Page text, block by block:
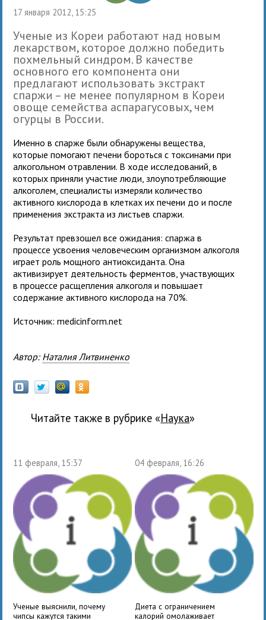
17 января 2012, 15:25
Ученые из Кореи работают над новым
лекарством, которое должно победить
похмельный синдром. В качестве
основного его компонента они
предлагают использовать экстракт
спаржи – не менее популярном в Кореи
овоще семейства аспарагусовых, чем
огурцы в России.
Именно в спарже были обнаружены вещества,
которые помогают печени бороться с токсинами при
алкогольном отравлении. В ходе исследований, в
которых приняли участие люди, злоупотребляющие
алкоголем, специалисты измеряли количество
активного кислорода в клетках их печени до и после
применения экстракта из листьев спаржи.
Результат превзошел все ожидания: спаржа в
процессе усвоения человеческим организмом алкоголя
играет роль мощного антиоксиданта. Она
активизирует деятельность ферментов, участвующих
в процессе расщепления алкоголя и повышает
содержание активного кислорода на 70%.
Источник: medicinform.net
Автор: Наталия Литвиненко
Читайте также в рубрике « наука»
11 февраля, 15:37
Ученые выяснили, почему
чипсы кажутся такими
04 февраля, 16:26
Диета с ограничением
калорий омолаживает